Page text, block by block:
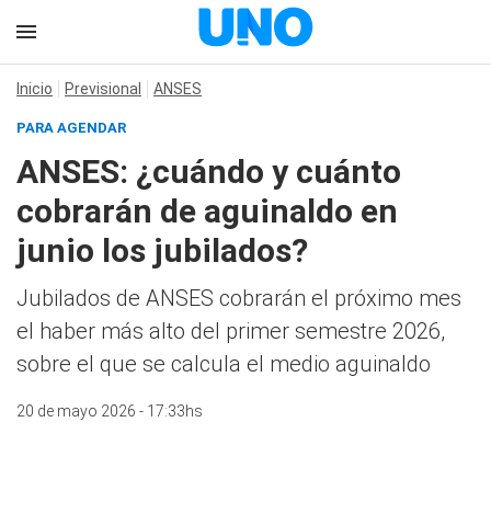
Inicio Previsional ANSES
PARA AGENDAR
ANSES: ¿cuándo y cuánto
cobrarán de aguinaldo en
junio los jubilados?
Jubilados de ANSES cobrarán el próximo mes
el haber más alto del primer semestre 2026,
sobre el que se calcula el medio aguinaldo
20 de mayo 2026 - 17:33hs